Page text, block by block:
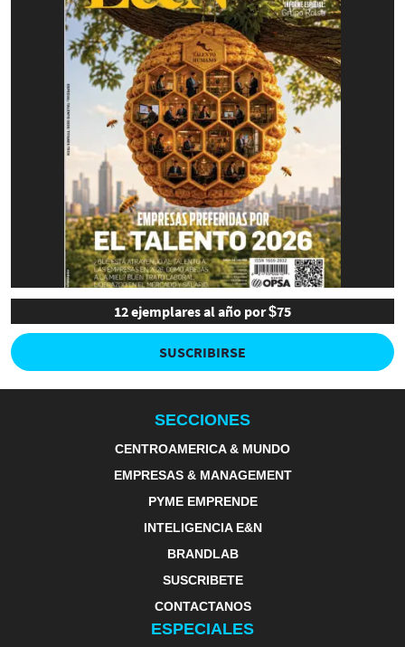
12 ejemplares al año por $75
SUSCRIBIRSE
SECCIONES
CENTROAMERICA & MUNDO
EMPRESAS & MANAGEMENT
PYME EMPRENDE
INTELIGENCIA E&N
BRANDLAB
SUSCRIBETE
CONTACTANOS
ESPECIALES